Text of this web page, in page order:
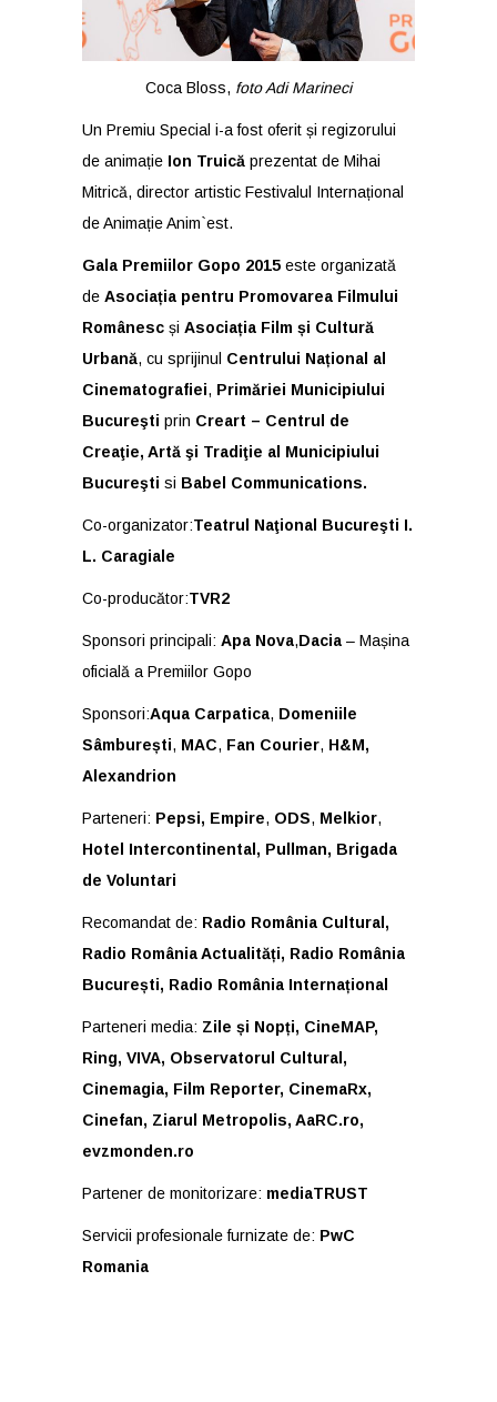
Coca Bloss, foto Adi Marineci
Un Premiu Special i-a fost oferit și regizorului
de animație Ion Truică prezentat de Mihai
Mitrică, director artistic Festivalul Internațional
de Animație Anim`est.
Gala Premiilor Gopo 2015 este organizată
de Asociația pentru Promovarea Filmului
Românesc și Asociația Film și Cultură
Urbană, cu sprijinul Centrului Național al
Cinematografiei, Primăriei Municipiului
Bucureşti prin Creart – Centrul de
Creaţie, Artă şi Tradiţie al Municipiului
Bucureşti si Babel Communications.
Co-organizator:Teatrul Naţional Bucureşti I.
L. Caragiale
Co-producător:TVR2
Sponsori principali: Apa Nova,Dacia – Mașina
oficială a Premiilor Gopo
Sponsori:Aqua Carpatica, Domeniile
Sâmburești, MAC, Fan Courier, H&M,
Alexandrion
Parteneri: Pepsi, Empire, ODS, Melkior,
Hotel Intercontinental, Pullman, Brigada
de Voluntari
Recomandat de: Radio România Cultural,
Radio România Actualități, Radio România
București, Radio România Internațional
Parteneri media: Zile și Nopți, CineMAP,
Ring, VIVA, Observatorul Cultural,
Cinemagia, Film Reporter, CinemaRx,
Cinefan, Ziarul Metropolis, AaRC.ro,
evzmonden.ro
Partener de monitorizare: mediaTRUST
Servicii profesionale furnizate de: PwC
Romania